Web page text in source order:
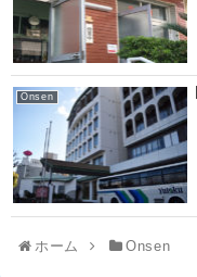
Onsen
ホーム Onsen